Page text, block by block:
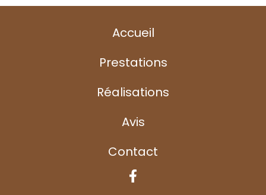
Accueil
Prestations
Réalisations
Avis
Contact